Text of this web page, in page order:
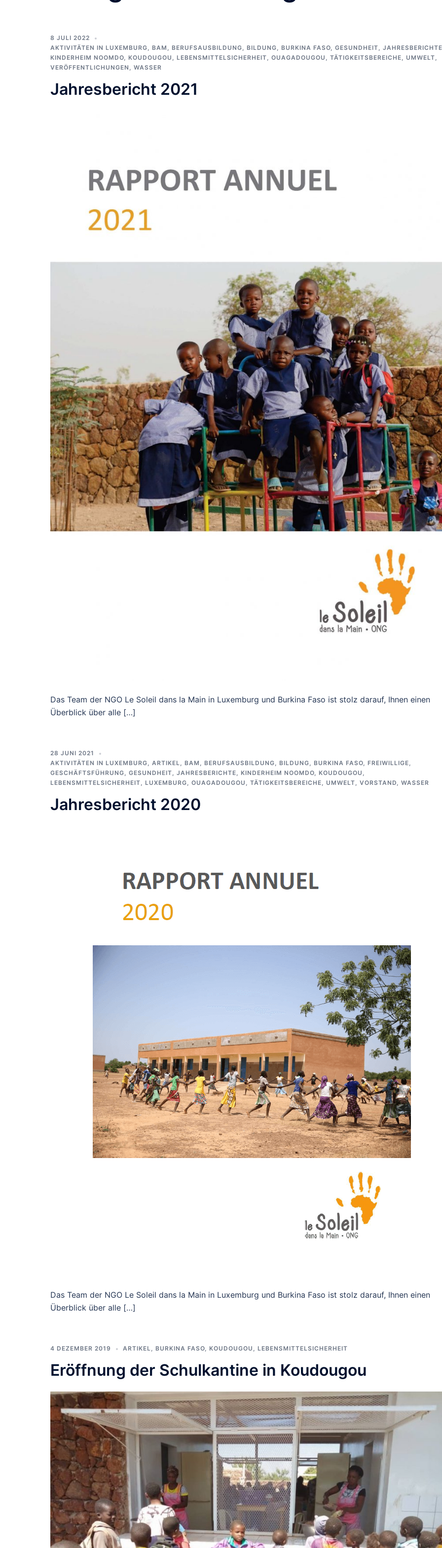
8 JULI 2022
AKTIVITÄTEN IN LUXEMBURG, BAM , BERUFSAUSBILDUNG, BILDUNG, BURKINA FASO, GESUNDHEIT, JAHRESBERICHTE
KINDERHEIM NOOMDO, KOUDOUGOU , LEBENSMITTELSICHERHEIT, OUAGADOUGOU , TÄTIGKEITSBEREICHE, UMWELT,
VERÖFFENTLICHUNGEN , WASSER
Jahresbericht 2021
Das Team der NGO Le Soleil dans la Main in Luxemburg und Burkina Faso ist stolz darauf, Ihnen einen
Überblick über alle […]
28 JUNI 2021
AKTIVITÄTEN IN LUXEMBURG, ARTIKEL, BAM , BERUFSAUSBILDUNG, BILDUNG, BURKINA FASO, FREIWILLIGE,
GESCHÄFTSFÜHRUNG, GESUNDHEIT, JAHRESBERICHTE, KINDERHEIM NOOMDO, KOUDOUGOU ,
LEBENSMITTELSICHERHEIT, LUXEMBURG, OUAGADOUGOU , TÄTIGKEITSBEREICHE, UMWELT, VORSTAND, WASSER
Jahresbericht 2020
Das Team der NGO Le Soleil dans la Main in Luxemburg und Burkina Faso ist stolz darauf, Ihnen einen
Überblick über alle […]
4 DEZEMBER 2019 ARTIKEL, BURKINA FASO, KOUDOUGOU , LEBENSMITTELSICHERHEIT
Eröffnung der Schulkantine in Koudougou